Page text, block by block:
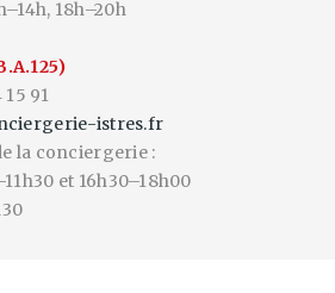
18h–20h
15 91
istres.fr
la conciergerie :
et 16h30–18h00